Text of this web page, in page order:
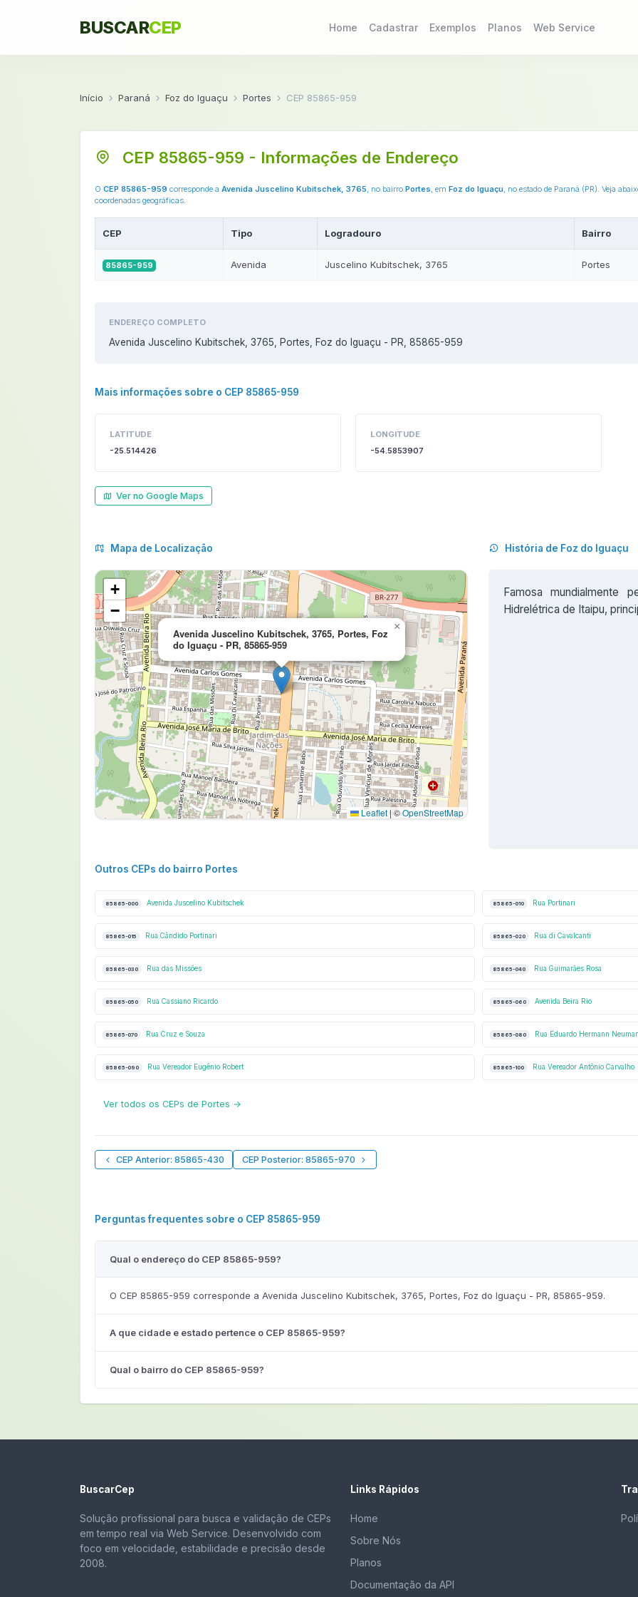
BUSCARCEP Home Cadastrar Exemplos Planos Web Service
Início Paraná Foz do Iguaçu Portes CEP 85865-959
CEP 85865-959 - Informações de Endereço
O CEP 85865-959 corresponde a Avenida Juscelino Kubitschek, 3765, no bairro Portes, em Foz do Iguaçu, no estado de Paraná (PR). Veja
coordenadas geográficas.
CEP Tipo Logradouro Bairro
85865-959 Avenida Juscelino Kubitschek, 3765 Portes
ENDEREÇO COMPLETO
Avenida Juscelino Kubitschek, 3765, Portes, Foz do Iguaçu - PR, 85865-959
Mais informações sobre o CEP 85865-959
LATITUDE
-25.514426
LONGITUDE
-54.5853907
Ver no Google Maps
Mapa de Localização
Avenida Juscelino Kubitschek, 3765, Portes, Foz
do Iguaçu - PR, 85865-959
×
+
−
Leaflet|©OpenStreetMap
História de Foz do Iguaçu
Famosa mundialmente
Hidrelétrica de Itaipu,
Outros CEPs do bairro Portes
85865-000 Avenida Juscelino Kubitschek 85865-010 Rua Portinari
85865-015 Rua Cândido Portinari 85865-020 Rua di Cavalcanti
85865-030 Rua das Missões 85865-040 Rua Guimarães Rosa
85865-050 Rua Cassiano Ricardo 85865-060 Avenida Beira Rio
85865-070 Rua Cruz e Souza 85865-080 Rua Eduardo Hermann
85865-090 Rua Vereador Eugênio Robert 85865-100 Rua Vereador Antônio Carvalho
Ver todos os CEPs de Portes →
CEP Anterior: 85865-430 CEP Posterior: 85865-970
Perguntas frequentes sobre o CEP 85865-959
Qual o endereço do CEP 85865-959?
O CEP 85865-959 corresponde a Avenida Juscelino Kubitschek, 3765, Portes, Foz do Iguaçu - PR, 85865-959.
A que cidade e estado pertence o CEP 85865-959?
Qual o bairro do CEP 85865-959?
BuscarCep
Solução profissional para busca e validação de CEPs
em tempo real via Web Service. Desenvolvido com
foco em velocidade, estabilidade e precisão desde
2008.
Links Rápidos
Home
Sobre Nós
Planos
Documentação da API